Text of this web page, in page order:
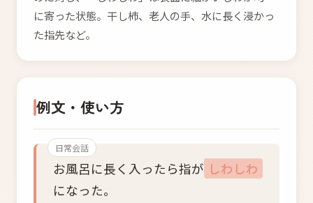
に寄った状態。干し柿、老人の手、水に長く浸かっ
た指先など。
例文・使い方
日常会話
お風呂に長く入ったら指が しわしわ
になった。